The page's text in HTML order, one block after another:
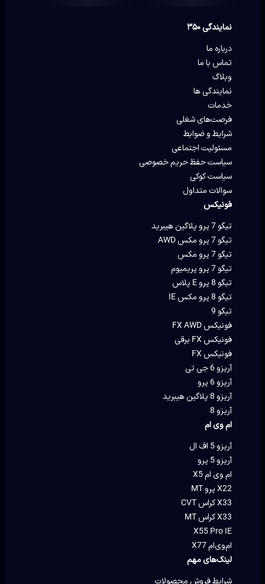
نمایندگی ۳۵۰
درباره ما
تماس با ما
وبلاگ
نمایندگی ها
خدمات
فرصت‌های شغلی
شرایط و ضوابط
مسئولیت اجتماعی
سیاست حفظ حریم خصوصی
سیاست کوکی
سوالات متداول
فونیکس
تیگو 7 پرو پلاگین هیبرید
تیگو 7 پرو مکس AWD
تیگو 7 پرو مکس
تیگو 7 پرو پریمیوم
تیگو 8 پرو E پلاس
تیگو 8 پرو مکس IE
تیگو 9
فونیکس FX AWD
فونیکس FX برقی
فونیکس FX
آریزو 6 جی تی
آریزو 6 پرو
آریزو 8 پلاگین هیبرید
آریزو 8
ام وی ام
آریزو 5 اف ال
آریزو 5 پرو
ام وی ام X5
X22 پرو MT
X33 کراس CVT
X33 کراس MT
X55 Pro IE
ام‌وی‌ام X77
لینک‌های مهم
شرایط فروش محصولات